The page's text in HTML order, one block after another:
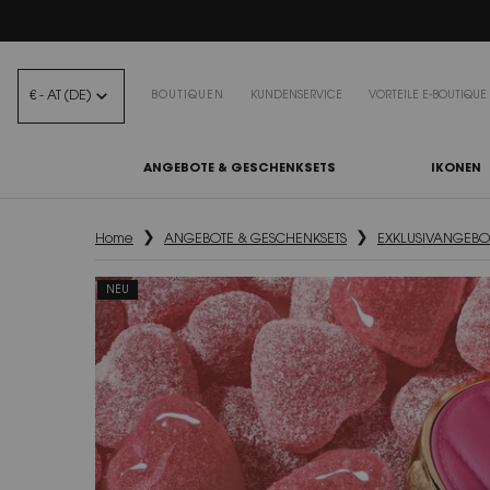
€ - AT (DE) BOUTIQUEN KUNDENSERVICE VORTEILE E-BOUTIQUE
ANGEBOTE & GESCHENKSETS IKONEN
Home ANGEBOTE & GESCHENKSETS
NEU